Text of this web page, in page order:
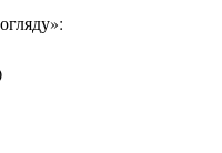
«Кут огляду»: